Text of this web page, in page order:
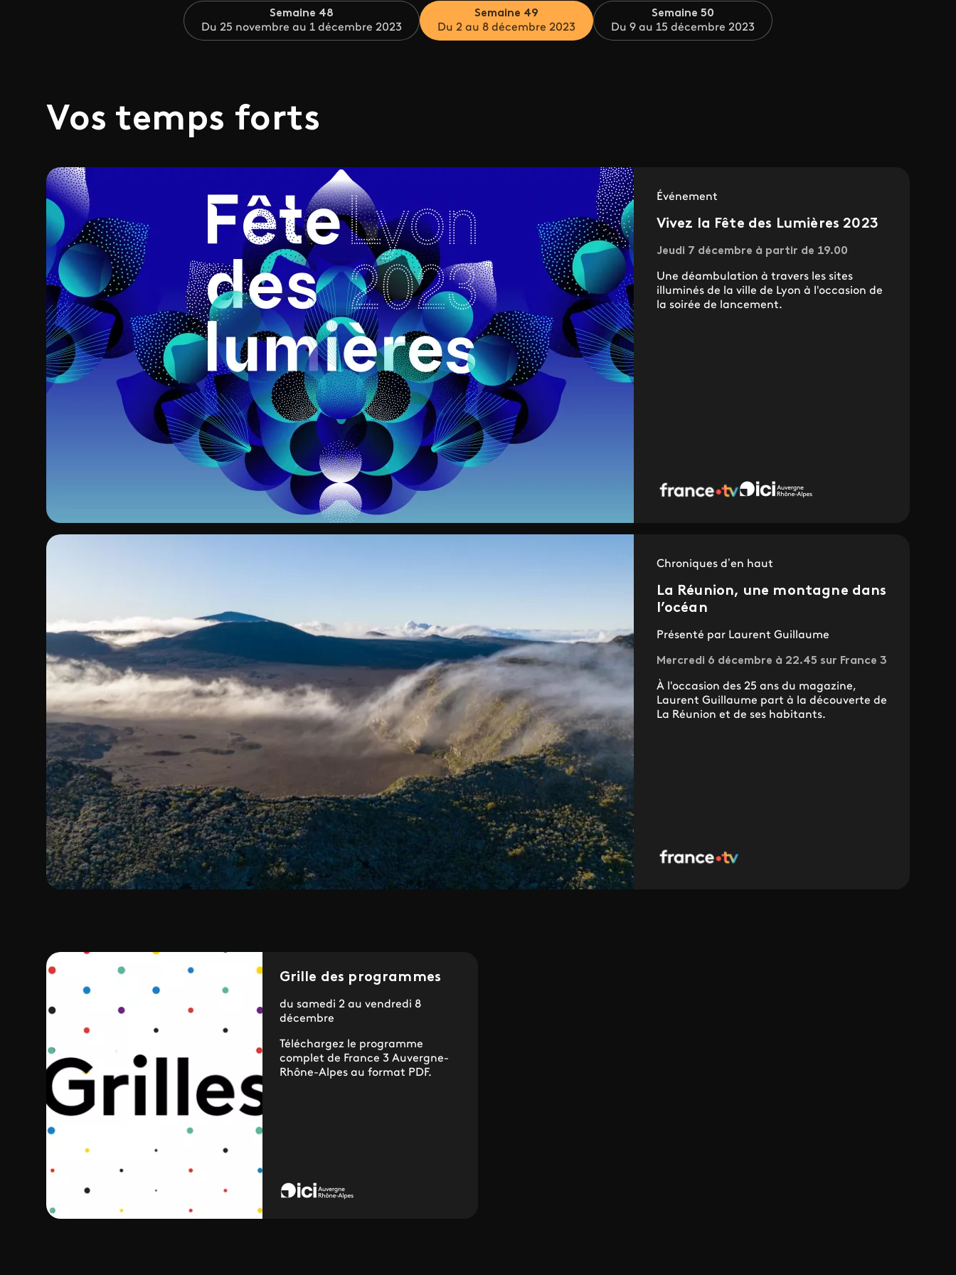
Semaine 48
Du 25 novembre au 1 décembre 2023
Semaine 49
Du 2 au 8 décembre 2023
Semaine 50
Du 9 au 15 décembre 2023
Vos temps forts
Événement
Vivez la Fête des Lumières 2023
Jeudi 7 décembre à partir de 19.00
Une déambulation à travers les sites
illuminés de la ville de Lyon à l'occasion de
la soirée de lancement.
Chroniques d’en haut
La Réunion, une montagne dans
l’océan
Présenté par Laurent Guillaume
Mercredi 6 décembre à 22.45 sur France 3
À l'occasion des 25 ans du magazine,
Laurent Guillaume part à la découverte de
La Réunion et de ses habitants.
Grille des programmes
du samedi 2 au vendredi 8
décembre
Téléchargez le programme
complet de France 3 Auvergne-
Rhône-Alpes au format PDF.